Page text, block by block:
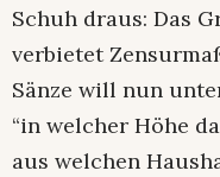
Schuh draus: Das
verbietet
Sänze will nun
“in welcher Höhe
aus welchen